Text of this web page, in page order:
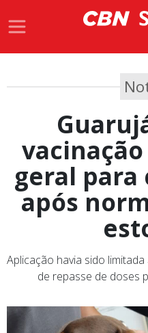
geral para
após
Aplicação havia sido
de repasse de doses